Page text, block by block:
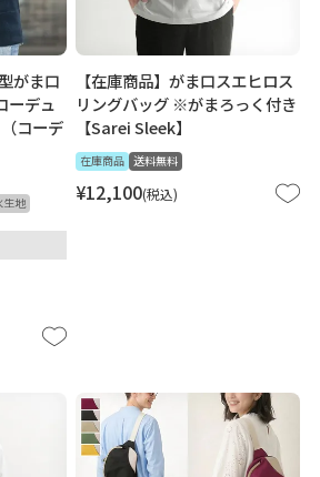
がま口
ーデュ
コーデ
生地
【在庫商品】がま口スエヒロス
リングバッグ ※がまろっく付き
【Sarei Sleek】
在庫商品 送料無料
¥12,100 税込